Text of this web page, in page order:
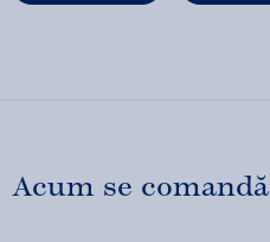
Acum se comandă